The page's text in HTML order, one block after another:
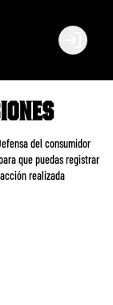
Login
del consumidor
que puedas registrar
realizada